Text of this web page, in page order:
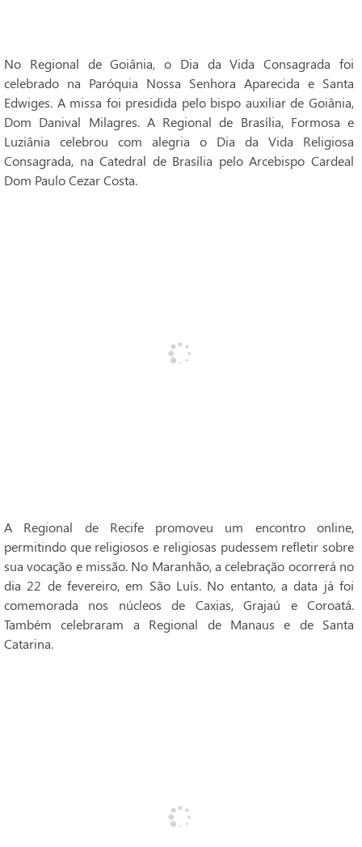
No Regional de Goiânia, o Dia da Vida Consagrada foi
celebrado na Paróquia Nossa Senhora Aparecida e Santa
Edwiges. A missa foi presidida pelo bispo auxiliar de Goiânia,
Dom Danival Milagres. A Regional de Brasília, Formosa e
Luziânia celebrou com alegria o Dia da Vida Religiosa
Consagrada, na Catedral de Brasília pelo Arcebispo Cardeal
Dom Paulo Cezar Costa.
A Regional de Recife promoveu um encontro online,
permitindo que religiosos e religiosas pudessem refletir sobre
sua vocação e missão. No Maranhão, a celebração ocorrerá no
dia 22 de fevereiro, em São Luís. No entanto, a data já foi
comemorada nos núcleos de Caxias, Grajaú e Coroatá.
Também celebraram a Regional de Manaus e de Santa
Catarina.